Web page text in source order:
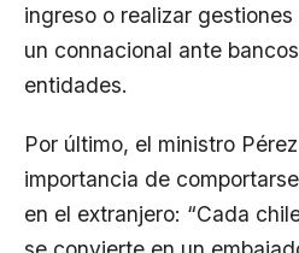
ingreso o realizar
un connacional ante
entidades.
Por último, el ministro
importancia de
en el extranjero: “Cada